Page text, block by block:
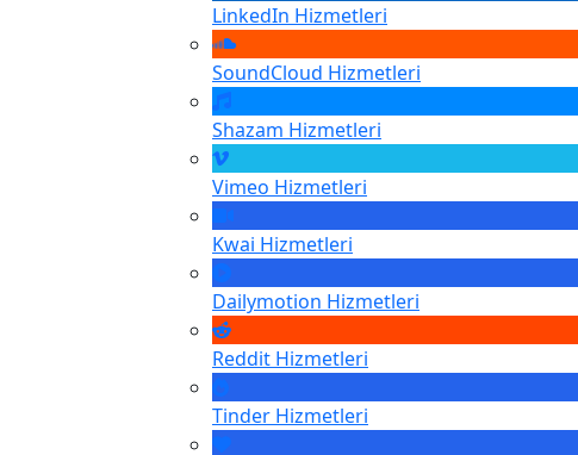
LinkedIn Hizmetleri
SoundCloud Hizmetleri
Shazam Hizmetleri
Vimeo Hizmetleri
Kwai Hizmetleri
Dailymotion Hizmetleri
Reddit Hizmetleri
Tinder Hizmetleri